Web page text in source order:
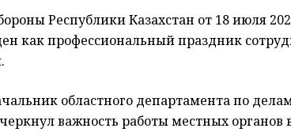
Республики Казахстан от 18 июля
как профессиональный праздник
областного департамента по
важность работы местных органов